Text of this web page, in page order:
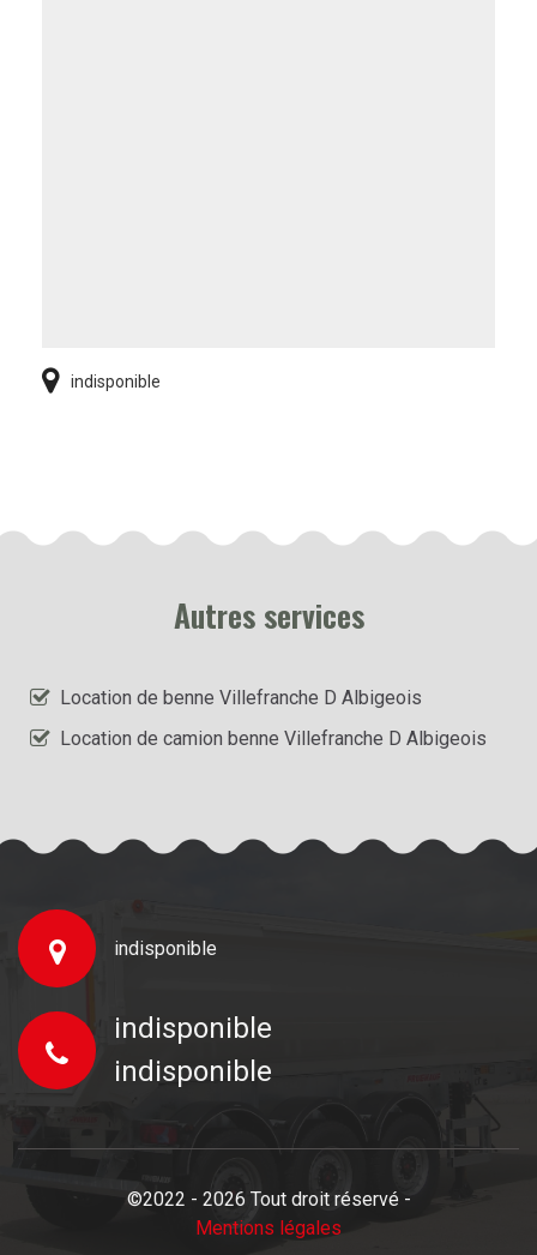
indisponible
Autres services
Location de benne Villefranche D Albigeois
Location de camion benne Villefranche D Albigeois
indisponible
indisponible
indisponible
©2022 - 2026 Tout droit réservé -
Mentions légales